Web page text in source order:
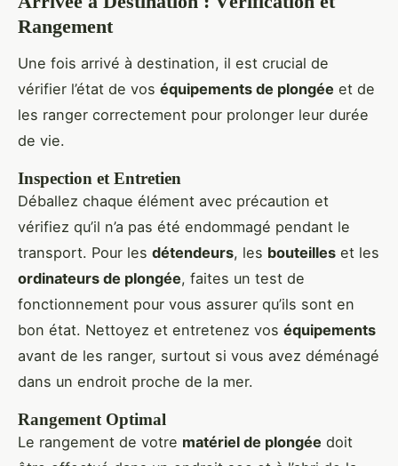
Rangement
Une fois arrivé à destination, il est crucial de
vérifier l’état de vos équipements de plongée et de
les ranger correctement pour prolonger leur durée
de vie.
Inspection et Entretien
Déballez chaque élément avec précaution et
vérifiez qu’il n’a pas été endommagé pendant le
transport. Pour les détendeurs, les bouteilles et les
ordinateurs de plongée, faites un test de
fonctionnement pour vous assurer qu’ils sont en
bon état. Nettoyez et entretenez vos équipements
avant de les ranger, surtout si vous avez déménagé
dans un endroit proche de la mer.
Rangement Optimal
Le rangement de votre matériel de plongée doit